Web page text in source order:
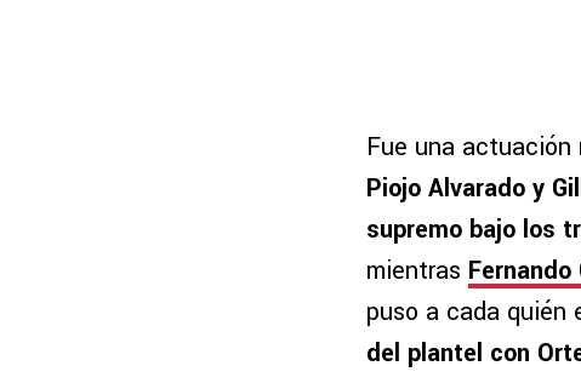
Fue una
Piojo Alvarado y
supremo bajo los
mientras Fernando
puso a cada quién
del plantel con